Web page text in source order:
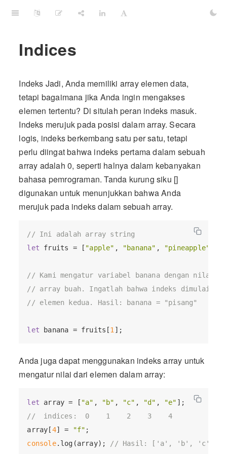
Indices
Indeks Jadi, Anda memiliki array elemen data,
tetapi bagaimana jika Anda ingin mengakses
elemen tertentu? Di situlah peran indeks masuk.
Indeks merujuk pada posisi dalam array. Secara
logis, indeks berkembang satu per satu, tetapi
perlu diingat bahwa indeks pertama dalam sebuah
array adalah 0, seperti halnya dalam kebanyakan
bahasa pemrograman. Tanda kurung siku []
digunakan untuk menunjukkan bahwa Anda
merujuk pada indeks dalam sebuah array.
// Ini adalah array string
let fruits = [ "apple" , "banana" , "pineapple"
// Kami mengatur variabel banana dengan nilai
// array buah. Ingatlah bahwa indeks dimulai
// elemen kedua. Hasil: banana = "pisang"
let banana = fruits[1
Anda juga dapat menggunakan indeks array untuk
mengatur nilai dari elemen dalam array:
let array = [ "a" , "b" , "c" , "d" , "e"
//  indices:  0    1    2    3    4
array[4] = "f"
console.log(array); // Hasil: ['a', 'b', 'c',